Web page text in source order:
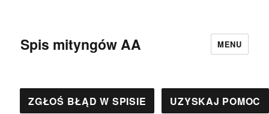
Spis mityngów AA MENU
ZGŁOŚ BŁĄD W SPISIE UZYSKAJ POMOC